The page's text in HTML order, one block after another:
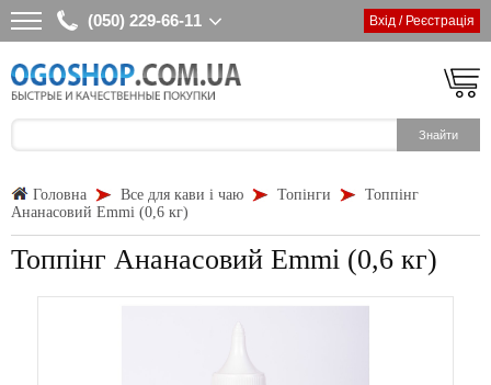
(050) 229-66-11 Вхід / Реєстрація
Головна Все для кави і чаю Топінги
Топпінг
Ананасовий Emmi (0,6 кг)
Топпінг Ананасовий Emmi (0,6 кг)